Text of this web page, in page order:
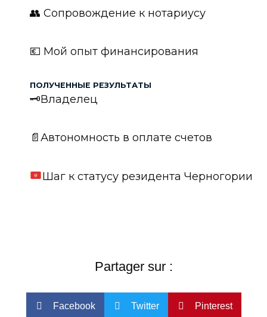
👥 Сопровождение к нотариусу
💶 Мой опыт финансирования
ПОЛУЧЕННЫЕ РЕЗУЛЬТАТЫ
🗝Владелец
📄Автономность в оплате счетов
Шаг к статусу резидента Черногории
Partager sur :
Facebook Twitter Pinterest